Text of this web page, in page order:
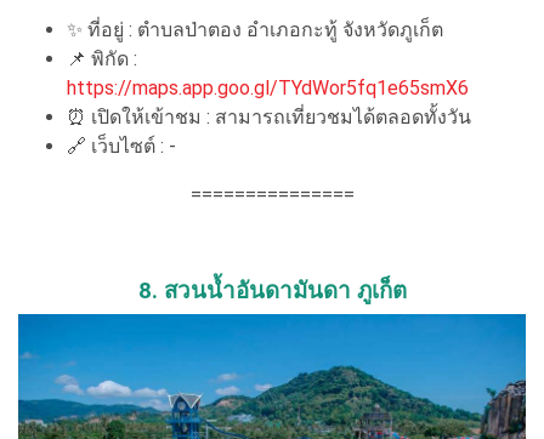
✨ ที่อยู่ : ตำบลป่าตอง อำเภอกะทู้ จังหวัดภูเก็ต
📌 พิกัด :
https://maps.app.goo.gl/TYdWor5fq1e65smX6
⏰ เปิดให้เข้าชม : สามารถเที่ยวชมได้ตลอดทั้งวัน
🔗 เว็บไซต์ : -
===============
8. สวนน้ำอันดามันดา ภูเก็ต